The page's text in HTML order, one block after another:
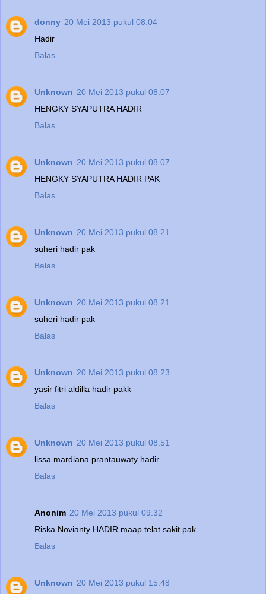
donny 20 Mei 2013 pukul 08.04
Hadir
Balas
Unknown 20 Mei 2013 pukul 08.07
HENGKY SYAPUTRA HADIR
Balas
Unknown 20 Mei 2013 pukul 08.07
HENGKY SYAPUTRA HADIR PAK
Balas
Unknown 20 Mei 2013 pukul 08.21
suheri hadir pak
Balas
Unknown 20 Mei 2013 pukul 08.21
suheri hadir pak
Balas
Unknown 20 Mei 2013 pukul 08.23
yasir fitri aldilla hadir pakk
Balas
Unknown 20 Mei 2013 pukul 08.51
lissa mardiana prantauwaty hadir...
Balas
Anonim 20 Mei 2013 pukul 09.32
Riska Novianty HADIR maap telat sakit pak
Balas
Unknown 20 Mei 2013 pukul 15.48